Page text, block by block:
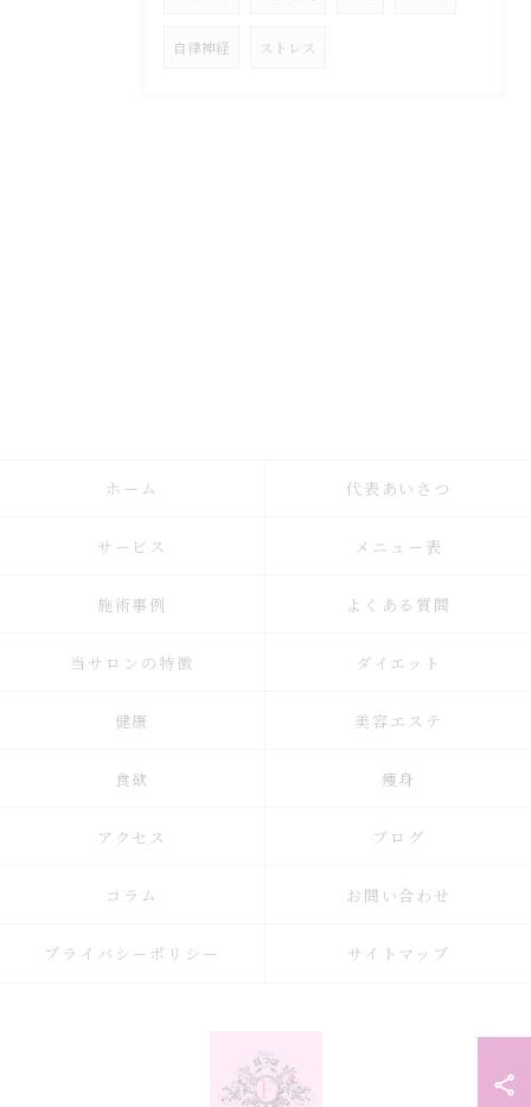
自律神経 ストレス
ホーム 代表あいさつ
サービス メニュー表
施術事例 よくある質問
当サロンの特徴 ダイエット
健康 美容エステ
食欲 痩身
アクセス ブログ
コラム お問い合わせ
プライバシーポリシー サイトマップ